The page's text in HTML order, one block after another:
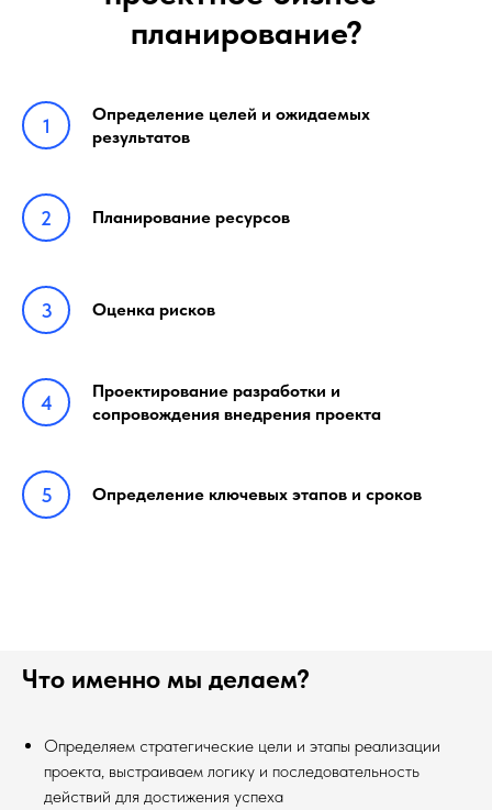
планирование?
Определение целей и ожидаемых
результатов
Планирование ресурсов
Оценка рисков
Проектирование разработки и
сопровождения внедрения проекта
Определение ключевых этапов и сроков
Что именно мы делаем?
Определяем стратегические цели и этапы реализации
проекта, выстраиваем логику и последовательность
действий для достижения успеха